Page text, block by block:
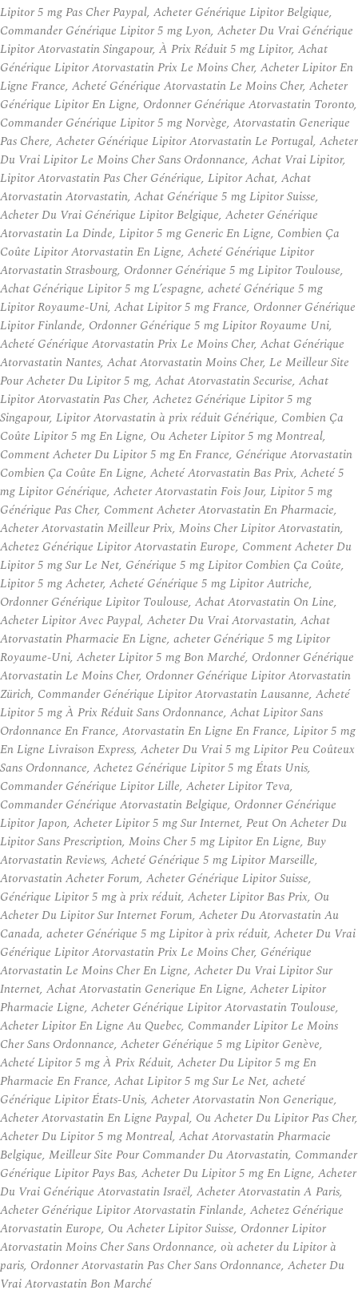
Lipitor 5 mg Pas Cher Paypal, Acheter Générique Lipitor Belgique,
Commander Générique Lipitor 5 mg Lyon, Acheter Du Vrai Générique
Lipitor Atorvastatin Singapour, À Prix Réduit 5 mg Lipitor, Achat
Générique Lipitor Atorvastatin Prix Le Moins Cher, Acheter Lipitor En
Ligne France, Acheté Générique Atorvastatin Le Moins Cher, Acheter
Générique Lipitor En Ligne, Ordonner Générique Atorvastatin Toronto,
Commander Générique Lipitor 5 mg Norvège, Atorvastatin Generique
Pas Chere, Acheter Générique Lipitor Atorvastatin Le Portugal, Acheter
Du Vrai Lipitor Le Moins Cher Sans Ordonnance, Achat Vrai Lipitor,
Lipitor Atorvastatin Pas Cher Générique, Lipitor Achat, Achat
Atorvastatin Atorvastatin, Achat Générique 5 mg Lipitor Suisse,
Acheter Du Vrai Générique Lipitor Belgique, Acheter Générique
Atorvastatin La Dinde, Lipitor 5 mg Generic En Ligne, Combien Ça
Coûte Lipitor Atorvastatin En Ligne, Acheté Générique Lipitor
Atorvastatin Strasbourg, Ordonner Générique 5 mg Lipitor Toulouse,
Achat Générique Lipitor 5 mg L’espagne, acheté Générique 5 mg
Lipitor Royaume-Uni, Achat Lipitor 5 mg France, Ordonner Générique
Lipitor Finlande, Ordonner Générique 5 mg Lipitor Royaume Uni,
Acheté Générique Atorvastatin Prix Le Moins Cher, Achat Générique
Atorvastatin Nantes, Achat Atorvastatin Moins Cher, Le Meilleur Site
Pour Acheter Du Lipitor 5 mg, Achat Atorvastatin Securise, Achat
Lipitor Atorvastatin Pas Cher, Achetez Générique Lipitor 5 mg
Singapour, Lipitor Atorvastatin à prix réduit Générique, Combien Ça
Coûte Lipitor 5 mg En Ligne, Ou Acheter Lipitor 5 mg Montreal,
Comment Acheter Du Lipitor 5 mg En France, Générique Atorvastatin
Combien Ça Coûte En Ligne, Acheté Atorvastatin Bas Prix, Acheté 5
mg Lipitor Générique, Acheter Atorvastatin Fois Jour, Lipitor 5 mg
Générique Pas Cher, Comment Acheter Atorvastatin En Pharmacie,
Acheter Atorvastatin Meilleur Prix, Moins Cher Lipitor Atorvastatin,
Achetez Générique Lipitor Atorvastatin Europe, Comment Acheter Du
Lipitor 5 mg Sur Le Net, Générique 5 mg Lipitor Combien Ça Coûte,
Lipitor 5 mg Acheter, Acheté Générique 5 mg Lipitor Autriche,
Ordonner Générique Lipitor Toulouse, Achat Atorvastatin On Line,
Acheter Lipitor Avec Paypal, Acheter Du Vrai Atorvastatin, Achat
Atorvastatin Pharmacie En Ligne, acheter Générique 5 mg Lipitor
Royaume-Uni, Acheter Lipitor 5 mg Bon Marché, Ordonner Générique
Atorvastatin Le Moins Cher, Ordonner Générique Lipitor Atorvastatin
Zürich, Commander Générique Lipitor Atorvastatin Lausanne, Acheté
Lipitor 5 mg À Prix Réduit Sans Ordonnance, Achat Lipitor Sans
Ordonnance En France, Atorvastatin En Ligne En France, Lipitor 5 mg
En Ligne Livraison Express, Acheter Du Vrai 5 mg Lipitor Peu Coûteux
Sans Ordonnance, Achetez Générique Lipitor 5 mg États Unis,
Commander Générique Lipitor Lille, Acheter Lipitor Teva,
Commander Générique Atorvastatin Belgique, Ordonner Générique
Lipitor Japon, Acheter Lipitor 5 mg Sur Internet, Peut On Acheter Du
Lipitor Sans Prescription, Moins Cher 5 mg Lipitor En Ligne, Buy
Atorvastatin Reviews, Acheté Générique 5 mg Lipitor Marseille,
Atorvastatin Acheter Forum, Acheter Générique Lipitor Suisse,
Générique Lipitor 5 mg à prix réduit, Acheter Lipitor Bas Prix, Ou
Acheter Du Lipitor Sur Internet Forum, Acheter Du Atorvastatin Au
Canada, acheter Générique 5 mg Lipitor à prix réduit, Acheter Du Vrai
Générique Lipitor Atorvastatin Prix Le Moins Cher, Générique
Atorvastatin Le Moins Cher En Ligne, Acheter Du Vrai Lipitor Sur
Internet, Achat Atorvastatin Generique En Ligne, Acheter Lipitor
Pharmacie Ligne, Acheter Générique Lipitor Atorvastatin Toulouse,
Acheter Lipitor En Ligne Au Quebec, Commander Lipitor Le Moins
Cher Sans Ordonnance, Acheter Générique 5 mg Lipitor Genève,
Acheté Lipitor 5 mg À Prix Réduit, Acheter Du Lipitor 5 mg En
Pharmacie En France, Achat Lipitor 5 mg Sur Le Net, acheté
Générique Lipitor États-Unis, Acheter Atorvastatin Non Generique,
Acheter Atorvastatin En Ligne Paypal, Ou Acheter Du Lipitor Pas Cher,
Acheter Du Lipitor 5 mg Montreal, Achat Atorvastatin Pharmacie
Belgique, Meilleur Site Pour Commander Du Atorvastatin, Commander
Générique Lipitor Pays Bas, Acheter Du Lipitor 5 mg En Ligne, Acheter
Du Vrai Générique Atorvastatin Israël, Acheter Atorvastatin A Paris,
Acheter Générique Lipitor Atorvastatin Finlande, Achetez Générique
Atorvastatin Europe, Ou Acheter Lipitor Suisse, Ordonner Lipitor
Atorvastatin Moins Cher Sans Ordonnance, où acheter du Lipitor à
paris, Ordonner Atorvastatin Pas Cher Sans Ordonnance, Acheter Du
Vrai Atorvastatin Bon Marché